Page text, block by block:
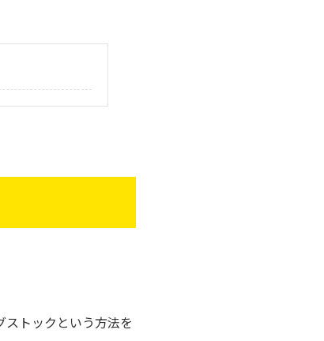
トックという方法を